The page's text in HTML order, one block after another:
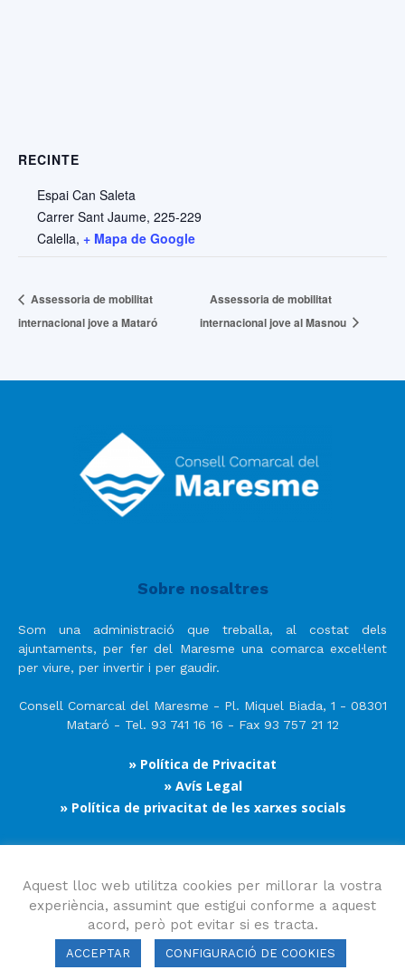
RECINTE
Espai Can Saleta
Carrer Sant Jaume, 225-229
Calella, + Mapa de Google
Assessoria de mobilitat
internacional jove a Mataró
Assessoria de mobilitat
internacional jove al Masnou
Sobre nosaltres
Som una administració que treballa, al costat dels
ajuntaments, per fer del Maresme una comarca excel·lent
per viure, per invertir i per gaudir.
Consell Comarcal del Maresme - Pl. Miquel Biada, 1 - 08301
Mataró - Tel. 93 741 16 16 - Fax 93 757 21 12
» Política de Privacitat
» Avís Legal
» Política de privacitat de les xarxes socials
Segueix-nos
Aquest lloc web utilitza cookies per millorar la vostra
experiència, assumint que estigui conforme a aquest
acord, però pot evitar si es tracta.
ACCEPTAR CONFIGURACIÓ DE COOKIES